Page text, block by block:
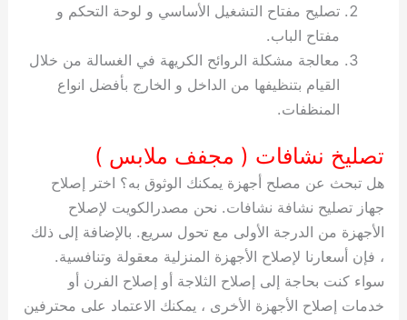
تصليح مفتاح التشغيل الأساسي و لوحة التحكم و
مفتاح الباب.
معالجة مشكلة الروائح الكريهة في الغسالة من خلال
القيام بتنظيفها من الداخل و الخارج بأفضل انواع
المنظفات.
تصليخ نشافات ( مجفف ملابس )
هل تبحث عن مصلح أجهزة يمكنك الوثوق به؟ اختر إصلاح
جهاز تصليح نشافة نشافات. نحن مصدرالكويت لإصلاح
الأجهزة من الدرجة الأولى مع تحول سريع. بالإضافة إلى ذلك
، فإن أسعارنا لإصلاح الأجهزة المنزلية معقولة وتنافسية.
سواء كنت بحاجة إلى إصلاح الثلاجة أو إصلاح الفرن أو
خدمات إصلاح الأجهزة الأخرى ، يمكنك الاعتماد على محترفين